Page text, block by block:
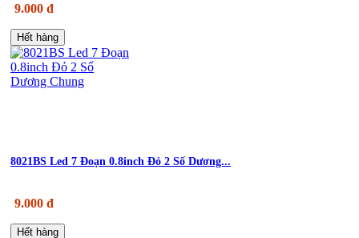
9.000 đ
Hết hàng
8021BS Led 7 Đoạn 0.8inch Đỏ 2 Số Dương...
9.000 đ
Hết hàng